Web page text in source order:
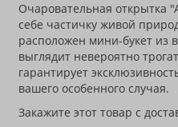
Очаровательная открытка
себе частичку живой
расположен мини-букет из
выглядит невероятно
гарантирует
вашего особенного случая.
Закажите этот товар с